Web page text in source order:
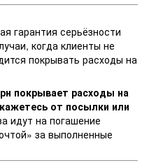
гарантия серьёзности
когда клиенты не
покрывать расходы на
покрывает расходы на
от посылки или
идут на погашение
за выполненные